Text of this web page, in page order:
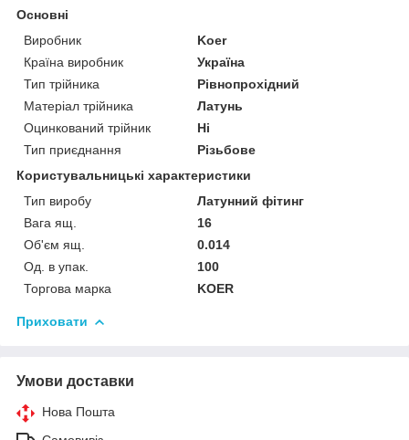
Основні
Виробник
Koer
Країна виробник
Україна
Тип трійника
Рівнопрохідний
Матеріал трійника
Латунь
Оцинкований трійник
Ні
Тип приєднання
Різьбове
Користувальницькі характеристики
Тип виробу
Латунний фітинг
Вага ящ.
16
Об'єм ящ.
0.014
Од. в упак.
100
Торгова марка
KOER
Приховати
Умови доставки
Нова Пошта